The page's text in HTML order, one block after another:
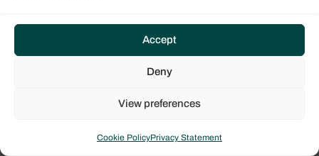
Accept
Deny
View preferences
Cookie PolicyPrivacy Statement
Bali Catspace